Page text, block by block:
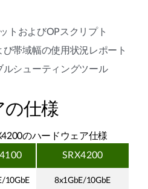
トおよびOPスクリプト
帯域幅の使用状況レポート
ルシューティングツール
の仕様
のハードウェア仕様
SRX4200
10GbE 8x1GbE/10GbE